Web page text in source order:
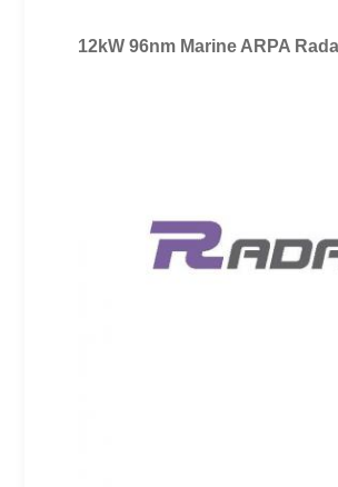
12kW 96nm Marine ARPA